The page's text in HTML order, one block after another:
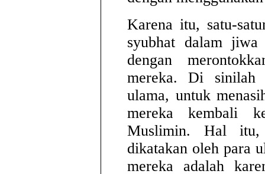
Karena itu, satu-
syubhat dalam
dengan
mereka. Di sinilah
ulama, untuk
mereka kembali
Muslimin. Hal itu,
dikatakan oleh para
mereka adalah